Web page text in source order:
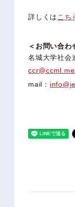
詳しくはこち
＜お問い合わ
名城大学社
mail：